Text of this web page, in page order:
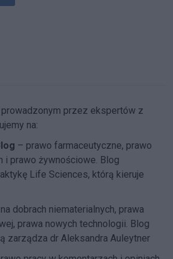
przez ekspertów z
na:
– prawo farmaceutyczne, prawo
i prawo żywnościowe. Blog
Life Sciences, którą kieruje
dobrach niematerialnych, prawa
prawa nowych technologii. Blog
zarządza dr Aleksandra Auleytner